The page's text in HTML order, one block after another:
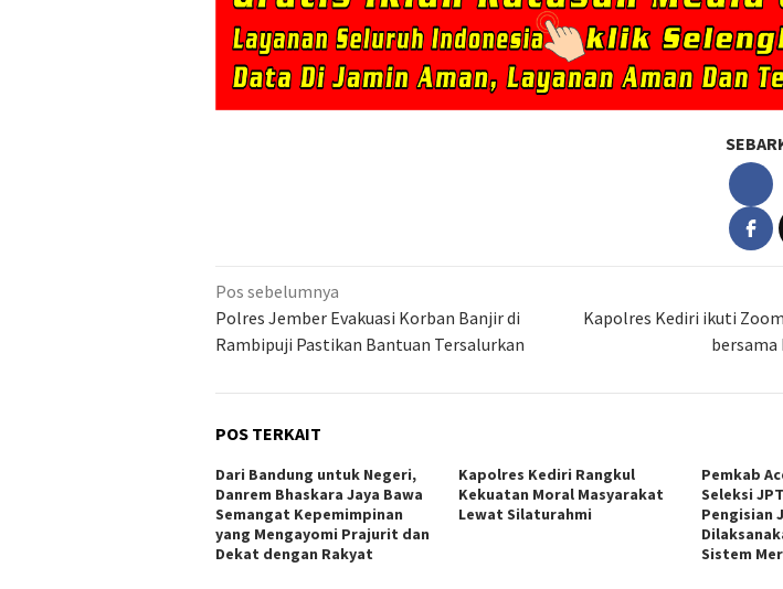
Navigasi
pos
Pos sebelumnya
Polres Jember Evakuasi Korban Banjir di
Rambipuji Pastikan Bantuan Tersalurkan
Kapolres Kediri ikuti
bersama
POS TERKAIT
Dari Bandung untuk Negeri,
Danrem Bhaskara Jaya Bawa
Semangat Kepemimpinan
yang Mengayomi Prajurit dan
Dekat dengan Rakyat
Kapolres Kediri Rangkul
Kekuatan Moral Masyarakat
Lewat Silaturahmi
Pemkab
Seleksi
Pengisian
Sistem